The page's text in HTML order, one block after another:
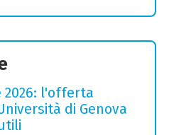
2026: l'offerta
di Genova